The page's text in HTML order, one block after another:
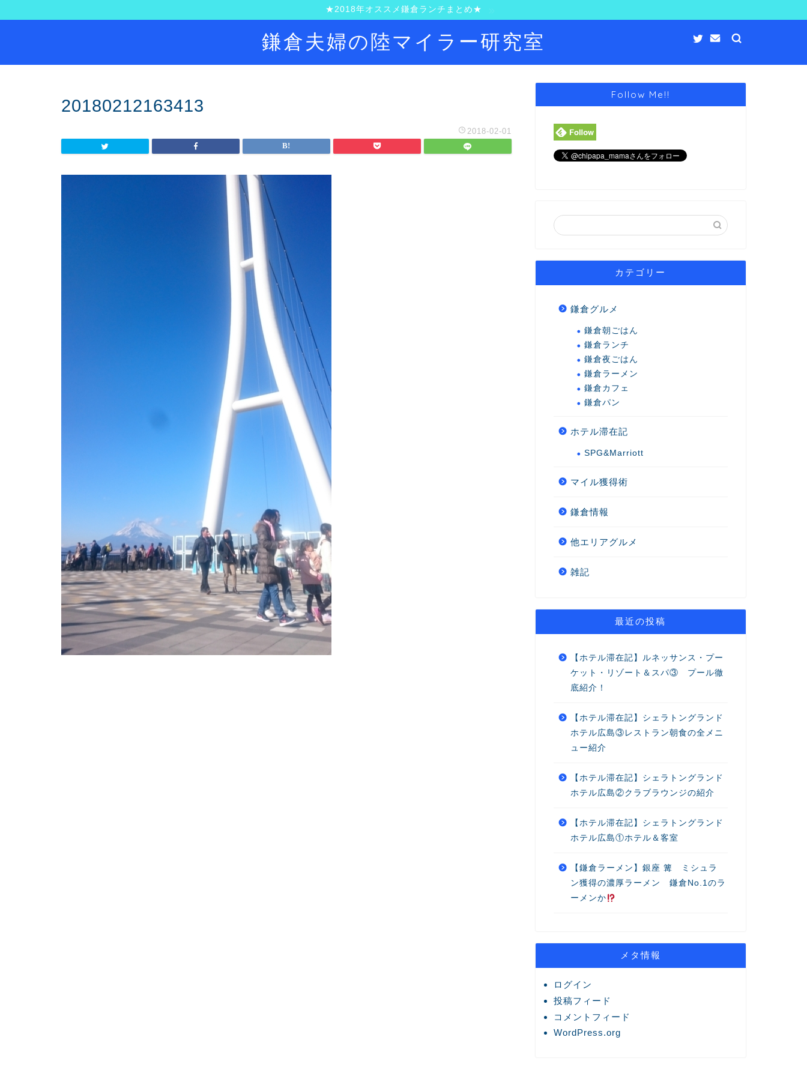
★2018年オススメ鎌倉ランチまとめ★
鎌倉夫婦の陸マイラー研究室
20180212163413
2018-02-01
Follow Me!!
カテゴリー
鎌倉グルメ
鎌倉朝ごはん
鎌倉ランチ
鎌倉夜ごはん
鎌倉ラーメン
鎌倉カフェ
鎌倉パン
ホテル滞在記
SPG&Marriott
マイル獲得術
鎌倉情報
他エリアグルメ
雑記
最近の投稿
【ホテル滞在記】ルネッサンス・プー
ケット・リゾート＆スパ③ プール徹
底紹介！
【ホテル滞在記】シェラトングランド
ホテル広島③レストラン朝食の全メニ
ュー紹介
【ホテル滞在記】シェラトングランド
ホテル広島②クラブラウンジの紹介
【ホテル滞在記】シェラトングランド
ホテル広島①ホテル＆客室
【鎌倉ラーメン】銀座 篝 ミシュラ
ン獲得の濃厚ラーメン 鎌倉No.1のラ
ーメンか
メタ情報
ログイン
投稿フィード
コメントフィード
WordPress.org